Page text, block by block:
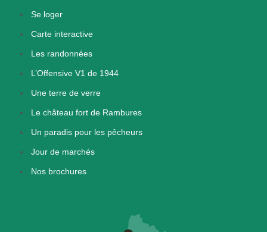
Se loger
Carte interactive
Les randonnées
L’Offensive V1 de 1944
Une terre de verre
Le château fort de Rambures
Un paradis pour les pêcheurs
Jour de marchés
Nos brochures